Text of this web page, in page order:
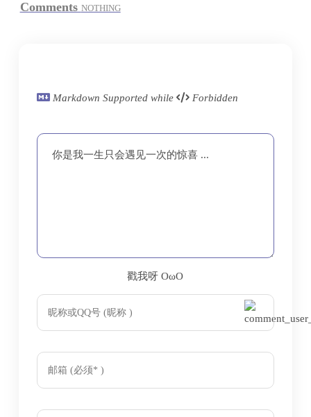
Comments NOTHING
Markdown Supported while Forbidden
你是我一生只会遇见一次的惊喜 ...
戳我呀 OωO
majsoul